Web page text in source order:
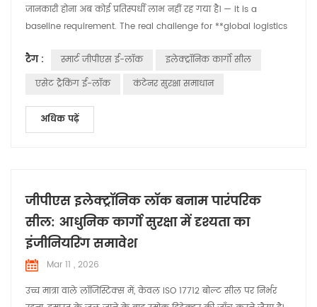
जानकारी होना अब कोई प्रतिस्पर्धी लाभ नहीं रह गया है। — it is a
baseline requirement. The real challenge for **global logistics
accountability, and real-time security from the moment a
container is sealed to the second it reaches its destination. At
टैग : स्मार्ट जीपीएस ई-लॉक
इलेक्ट्रॉनिक कार्गो सील
एसेट ट्रैकिंग ई-लॉक
कंटेनर सुरक्षा समाधान
अधिक पढ़ें
जीपीएस इलेक्ट्रॉनिक लॉक बनाम पारंपरिक
सील: आधुनिक कार्गो सुरक्षा में दृश्यता का
इंजीनियरिंग समावेश
Mar 11 , 2026
उच्च मात्रा वाले लॉजिस्टिक्स में, केवल ISO 17712 बोल्ट सील पर निर्भर